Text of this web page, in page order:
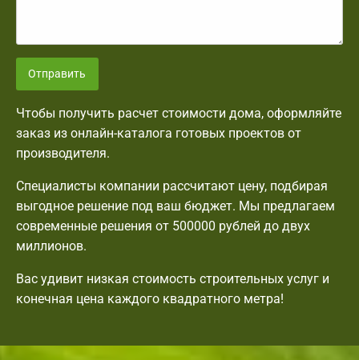
Отправить
Чтобы получить расчет стоимости дома, оформляйте
заказ из онлайн-каталога готовых проектов от
производителя.
Специалисты компании рассчитают цену, подбирая
выгодное решение под ваш бюджет. Мы предлагаем
современные решения от 500000 рублей до двух
миллионов.
Вас удивит низкая стоимость строительных услуг и
конечная цена каждого квадратного метра!